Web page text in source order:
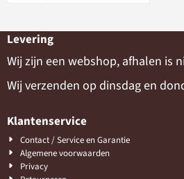
Levering
Wij zijn een webshop, afhalen is
Wij verzenden op dinsdag en
Klantenservice
Contact / Service en Garantie
Algemene voorwaarden
Privacy